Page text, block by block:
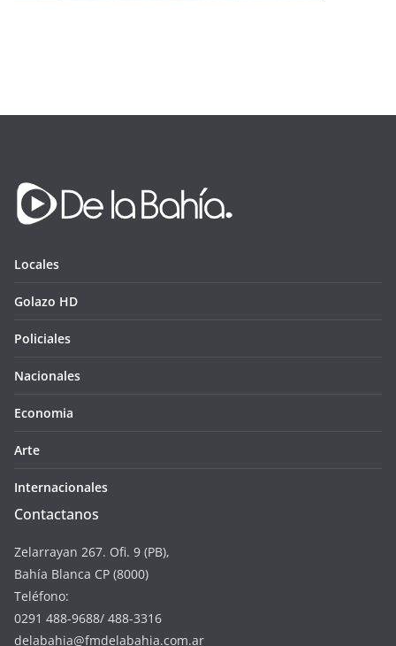
Locales
Golazo HD
Policiales
Nacionales
Economia
Arte
Internacionales
Contactanos
Zelarrayan 267. Ofi. 9 (PB),
Bahía Blanca CP (8000)
Teléfono:
0291 488-9688/ 488-3316
delabahia@fmdelabahia.com.ar